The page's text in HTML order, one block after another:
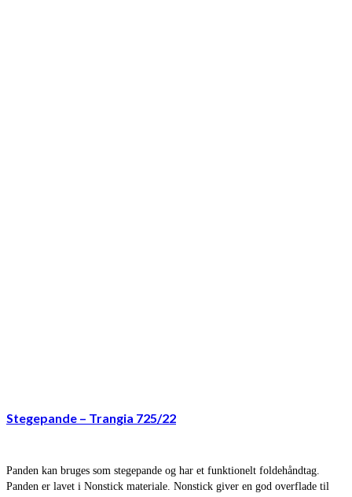
Stegepande – Trangia 725/22
Panden kan bruges som stegepande og har et funktionelt foldehåndtag.
Panden er lavet i Nonstick materiale. Nonstick giver en god overflade til